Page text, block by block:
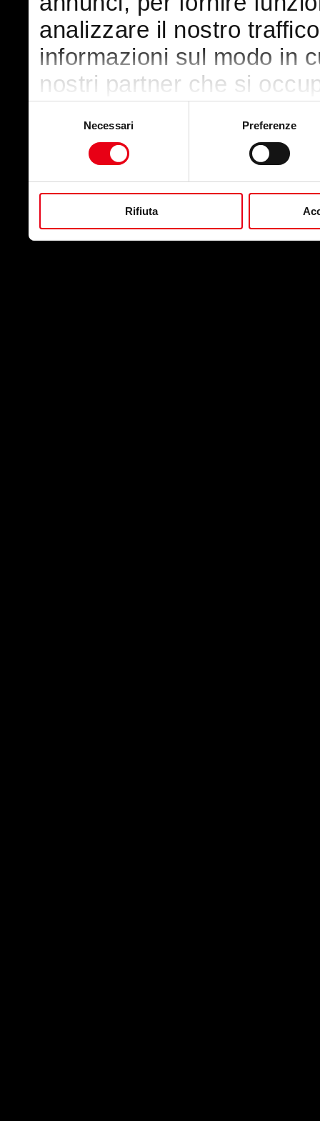
analizzare il nostro
informazioni sul modo in
nostri partner che si
con altre informazioni
raccolto dal suo utilizzo
Necessari Preferenze
Rifiuta